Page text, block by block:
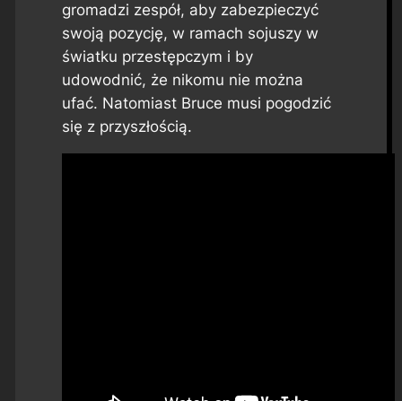
gromadzi zespół, aby zabezpieczyć
swoją pozycję, w ramach sojuszy w
światku przestępczym i by
udowodnić, że nikomu nie można
ufać. Natomiast Bruce musi pogodzić
się z przyszłością.